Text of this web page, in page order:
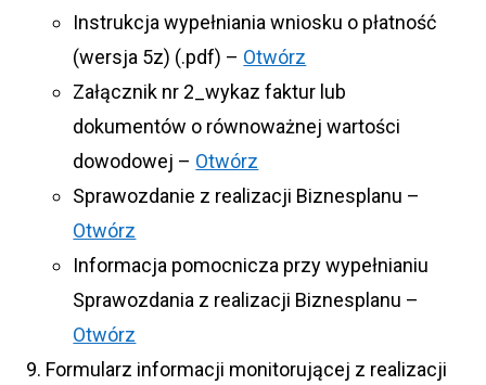
Instrukcja wypełniania wniosku o płatność
(wersja 5z) (.pdf) – Otwórz
Załącznik nr 2​_wykaz faktur lub
dokumentów o równoważnej wartości
dowodowej – Otwórz
Sprawozdanie z realizacji Biznesplanu –
Otwórz
Informacja pomocnicza przy wypełnianiu
Sprawozdania z realizacji Biznesplanu –
Otwórz
Formularz informacji monitorującej z realizacji